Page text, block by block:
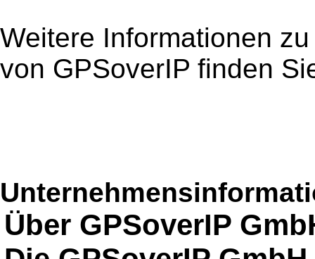
Weitere Informationen
von GPSoverIP finden
Über GPSoverIP